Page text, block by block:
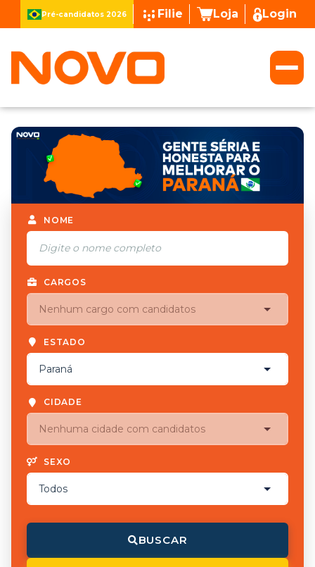
Pré-candidatos 2026 Filie Loja Login
NOME
CARGOS
ESTADO
CIDADE
SEXO
BUSCAR